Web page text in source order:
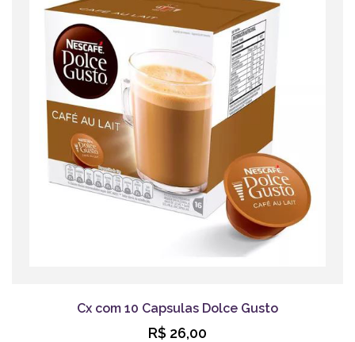
Cx com 10 Capsulas Dolce Gusto
R$ 26,00